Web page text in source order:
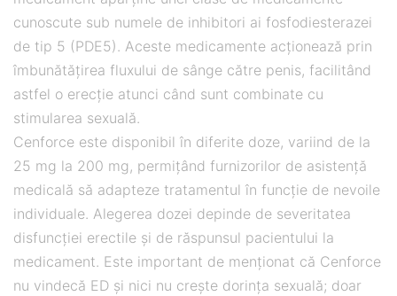
cunoscute sub numele de inhibitori ai fosfodiesterazei
de tip 5 (PDE5). Aceste medicamente acționează prin
îmbunătățirea fluxului de sânge către penis, facilitând
astfel o erecție atunci când sunt combinate cu
stimularea sexuală.
Cenforce este disponibil în diferite doze, variind de la
25 mg la 200 mg, permițând furnizorilor de asistență
medicală să adapteze tratamentul în funcție de nevoile
individuale. Alegerea dozei depinde de severitatea
disfuncției erectile și de răspunsul pacientului la
medicament. Este important de menționat că Cenforce
nu vindecă ED și nici nu crește dorința sexuală; doar